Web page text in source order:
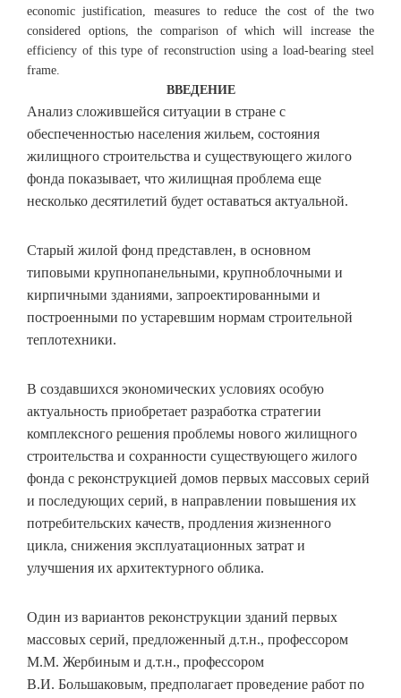
economic justification, measures to reduce the cost of the two
considered options, the comparison of which will increase the
efficiency of this type of reconstruction using a load-bearing steel
frame.
ВВЕДЕНИЕ
Анализ сложившейся ситуации в стране с
обеспеченностью населения жильем, состояния
жилищного строительства и существующего жилого
фонда показывает, что жилищная проблема еще
несколько десятилетий будет оставаться актуальной.
Старый жилой фонд представлен, в основном
типовыми крупнопанельными, крупноблочными и
кирпичными зданиями, запроектированными и
построенными по устаревшим нормам строительной
теплотехники.
В создавшихся экономических условиях особую
актуальность приобретает разработка стратегии
комплексного решения проблемы нового жилищного
строительства и сохранности существующего жилого
фонда с реконструкцией домов первых массовых серий
и последующих серий, в направлении повышения их
потребительских качеств, продления жизненного
цикла, снижения эксплуатационных затрат и
улучшения их архитектурного облика.
Один из вариантов реконструкции зданий первых
массовых серий, предложенный д.т.н., профессором
М.М. Жербиным и д.т.н., профессором
В.И. Большаковым, предполагает проведение работ по